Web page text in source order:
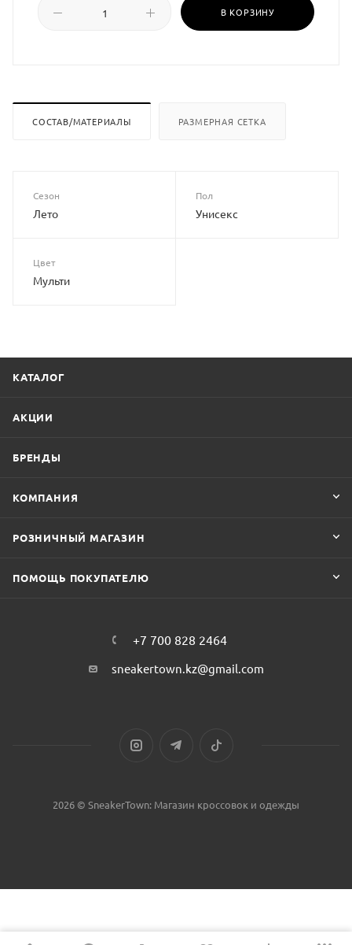
В КОРЗИНУ
СОСТАВ/МАТЕРИАЛЫ РАЗМЕРНАЯ СЕТКА
Сезон
Лето
Пол
Унисекс
Цвет
Мульти
КАТАЛОГ
АКЦИИ
БРЕНДЫ
КОМПАНИЯ
РОЗНИЧНЫЙ МАГАЗИН
ПОМОЩЬ ПОКУПАТЕЛЮ
+7 700 828 2464
sneakertown.kz@gmail.com
2026 © SneakerTown: Магазин кроссовок и одежды